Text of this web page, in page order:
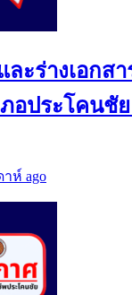
ละร่างเอก
ภอประโคนชั
าห์ ago